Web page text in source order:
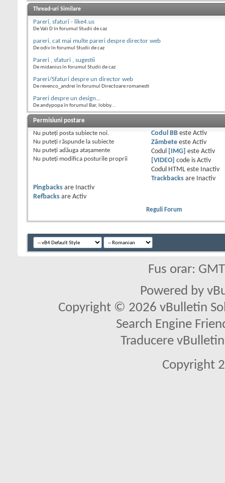
Thread-uri Similare
Pareri, sfaturi - like4.us
De Vali D în forumul Studii de caz
pareri, cat mai multe pareri despre director web
De odiv în forumul Studii de caz
Pareri , sfaturi , sugestii
De midanius în forumul Studii de caz
Pareri/Sfaturi despre un director web
De revenco_andrei în forumul Directoare romanesti
Pareri despre un design...
De andypopa în forumul Bar, lobby...
Permisiuni postare
Nu puteţi posta subiecte noi.
Nu puteţi răspunde la subiecte
Nu puteţi adăuga ataşamente
Nu puteţi modifica posturile proprii
Codul BBeste Activ
Zâmbeteeste Activ
Codul
[IMG] este Activ
[VIDEO]
code is Activ
Codul HTML este
Inactiv
Trackbacksare
Inactiv
Pingbacks are
Inactiv
Refbacks are Activ
Reguli Forum
Fus orar:
Powered by
Copyright © 2026 vBulletin
Search Engine
Traducere
Copyright